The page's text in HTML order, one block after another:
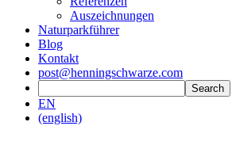
Auszeichnungen
Naturparkführer
Blog
Kontakt
post@henningschwarze.com
EN
(english)